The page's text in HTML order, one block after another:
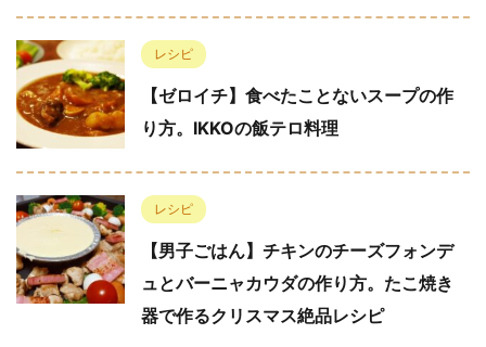
レシピ
【ゼロイチ】食べたことないスープの作
り方。IKKOの飯テロ料理
レシピ
【男子ごはん】チキンのチーズフォンデ
ュとバーニャカウダの作り方。たこ焼き
器で作るクリスマス絶品レシピ